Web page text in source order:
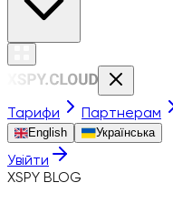
Тарифи Партнерам
English Українська
Увійти
XSPY BLOG